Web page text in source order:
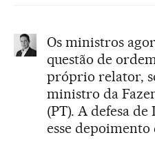
Os ministros
questão de
próprio relator,
ministro da
(PT). A defesa
esse depoimento